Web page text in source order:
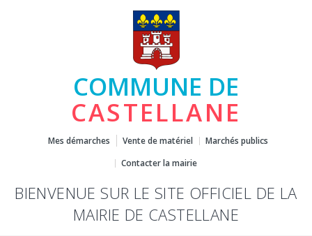
COMMUNE DE
CASTELLANE
Mes démarches Vente de matériel
Marchés publics
Contacter la mairie
BIENVENUE SUR LE SITE OFFICIEL DE LA
MAIRIE DE CASTELLANE